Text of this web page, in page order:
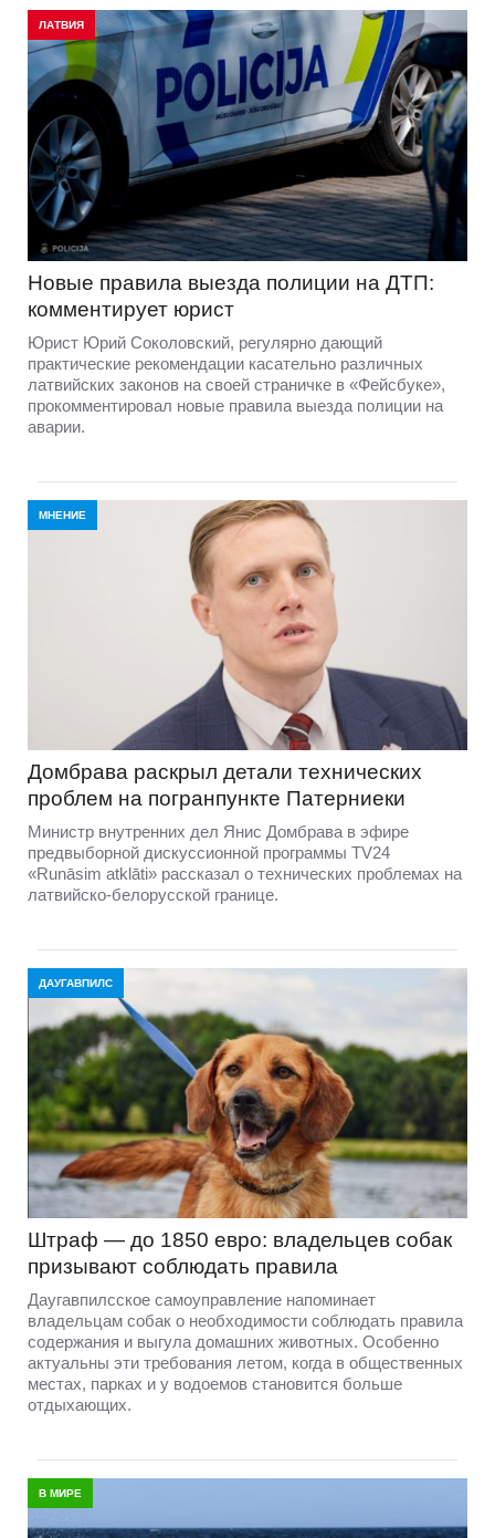
ЛАТВИЯ
Новые правила выезда полиции на ДТП:
комментирует юрист
Юрист Юрий Соколовский, регулярно дающий
практические рекомендации касательно различных
латвийских законов на своей страничке в «Фейсбуке»,
прокомментировал новые правила выезда полиции на
аварии.
МНЕНИЕ
Домбравa раскрыл детали технических
проблем на погранпункте Патерниеки
Министр внутренних дел Янис Домбрава в эфире
предвыборной дискуссионной программы TV24
«Runāsim atklāti» рассказал о технических проблемах на
латвийско-белорусской границе.
ДАУГАВПИЛС
Штраф — до 1850 евро: владельцев собак
призывают соблюдать правила
Даугавпилсское самоуправление напоминает
владельцам собак о необходимости соблюдать правила
содержания и выгула домашних животных. Особенно
актуальны эти требования летом, когда в общественных
местах, парках и у водоемов становится больше
отдыхающих.
В МИРЕ